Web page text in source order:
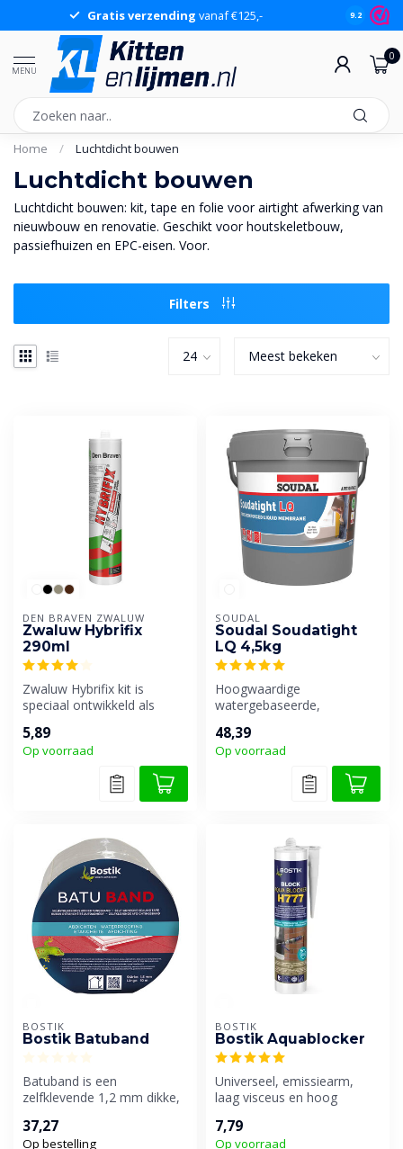
Gratis verzending vanaf €125,- 9.2
MENU
0
Home / Luchtdicht bouwen
Luchtdicht bouwen
Luchtdicht bouwen: kit, tape en folie voor airtight afwerking van
nieuwbouw en renovatie. Geschikt voor houtskeletbouw,
passiefhuizen en EPC-eisen. Voor.
Filters
DEN BRAVEN ZWALUW
Zwaluw Hybrifix
290ml
Zwaluw Hybrifix kit is
speciaal ontwikkeld als
voor he...
5,89
Op voorraad
SOUDAL
Soudal Soudatight
LQ 4,5kg
Hoogwaardige
watergebaseerde,
polymeerpasta die na
droging een n...
48,39
Op voorraad
BOSTIK
Bostik Batuband
Batuband is een
zelfklevende 1,2 mm dikke,
afdichtingsband, voorzien...
37,27
Op bestelling
BOSTIK
Bostik Aquablocker
Universeel, emissiearm,
laag visceus en hoog
geschik...
7,79
Op voorraad